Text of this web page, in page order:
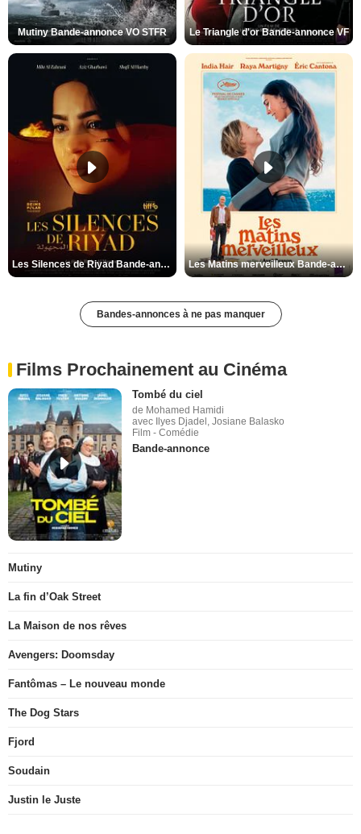
Mutiny Bande-annonce VO STFR Le Triangle d'or Bande-annonce VF
Les Silences de Riyad Bande-annonce VO STFR Les Matins merveilleux Bande-annonce VF
Bandes-annonces à ne pas manquer
Films Prochainement au Cinéma
Tombé du ciel
de Mohamed Hamidi
avec Ilyes Djadel, Josiane Balasko
Film - Comédie
Bande-annonce
Mutiny
La fin d’Oak Street
La Maison de nos rêves
Avengers: Doomsday
Fantômas – Le nouveau monde
The Dog Stars
Fjord
Soudain
Justin le Juste